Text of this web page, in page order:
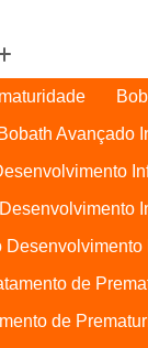
Bobath Avançado
de
de